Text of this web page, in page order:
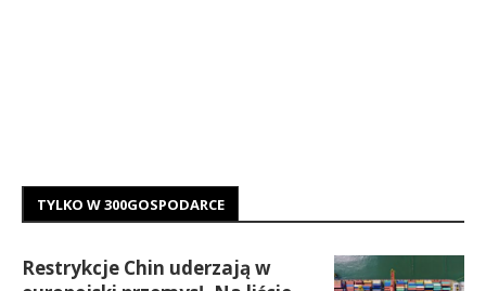
TYLKO W 300GOSPODARCE
Restrykcje Chin uderzają w